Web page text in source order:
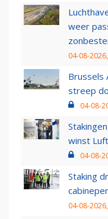
weer
04-08-
Brussels
streep
04-08-
winst
04-08-
Staking
04-08-